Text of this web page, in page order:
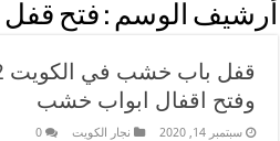
أرشيف الوسم : فتح
وفتح اقفال ابواب خشب
سبتمبر 14, 2020 نجار الكويت 0